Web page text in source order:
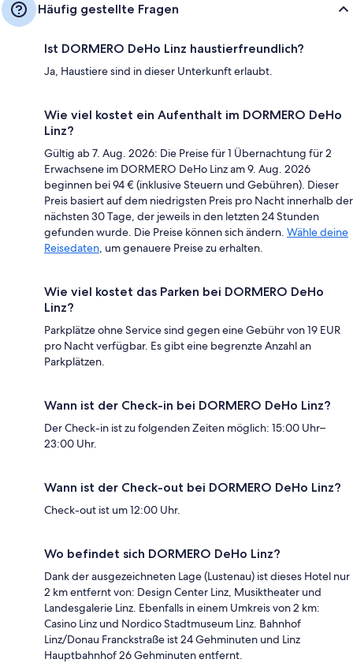
Häufig gestellte Fragen
Ist DORMERO DeHo Linz haustierfreundlich?
Ja, Haustiere sind in dieser Unterkunft erlaubt.
Wie viel kostet ein Aufenthalt im DORMERO DeHo
Linz?
Gültig ab 7. Aug. 2026: Die Preise für 1 Übernachtung für 2
Erwachsene im DORMERO DeHo Linz am 9. Aug. 2026
beginnen bei 94 € (inklusive Steuern und Gebühren). Dieser
Preis basiert auf dem niedrigsten Preis pro Nacht innerhalb der
nächsten 30 Tage, der jeweils in den letzten 24 Stunden
gefunden wurde. Die Preise können sich ändern. Wähle deine
Reisedaten, um genauere Preise zu erhalten.
Wie viel kostet das Parken bei DORMERO DeHo
Linz?
Parkplätze ohne Service sind gegen eine Gebühr von 19 EUR
pro Nacht verfügbar. Es gibt eine begrenzte Anzahl an
Parkplätzen.
Wann ist der Check-in bei DORMERO DeHo Linz?
Der Check-in ist zu folgenden Zeiten möglich: 15:00 Uhr–
23:00 Uhr.
Wann ist der Check-out bei DORMERO DeHo Linz?
Check-out ist um 12:00 Uhr.
Wo befindet sich DORMERO DeHo Linz?
Dank der ausgezeichneten Lage (Lustenau) ist dieses Hotel nur
2 km entfernt von: Design Center Linz, Musiktheater und
Landesgalerie Linz. Ebenfalls in einem Umkreis von 2 km:
Casino Linz und Nordico Stadtmuseum Linz. Bahnhof
Linz/Donau Franckstraße ist 24 Gehminuten und Linz
Hauptbahnhof 26 Gehminuten entfernt.